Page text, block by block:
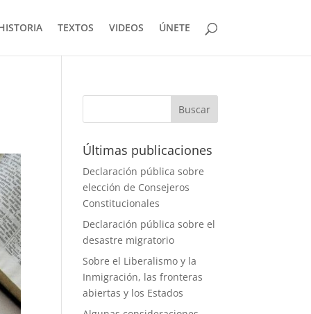
TEXTOS VIDEOS ÚNETE
Últimas publicaciones
Declaración pública sobre
elección de Consejeros
Constitucionales
Declaración pública sobre el
desastre migratorio
Sobre el Liberalismo y la
Inmigración, las fronteras
abiertas y los Estados